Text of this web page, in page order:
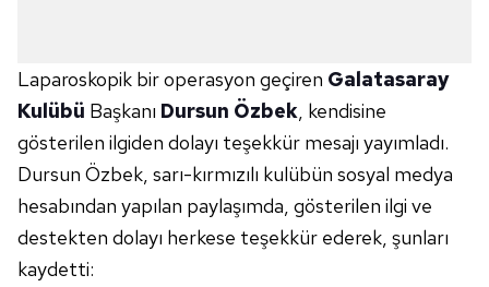
Laparoskopik bir operasyon geçiren Galatasaray
Kulübü Başkanı Dursun Özbek, kendisine
gösterilen ilgiden dolayı teşekkür mesajı yayımladı.
Dursun Özbek, sarı-kırmızılı kulübün sosyal medya
hesabından yapılan paylaşımda, gösterilen ilgi ve
destekten dolayı herkese teşekkür ederek, şunları
kaydetti: